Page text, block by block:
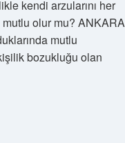
kendi arzularını her
olur mu? ANKARA
mutlu
bozukluğu olan